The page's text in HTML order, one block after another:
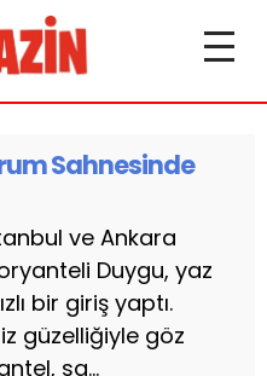
Sahnesinde
ve Ankara
Duygu, yaz
bir giriş yaptı.
güzelliğiyle göz
sa...